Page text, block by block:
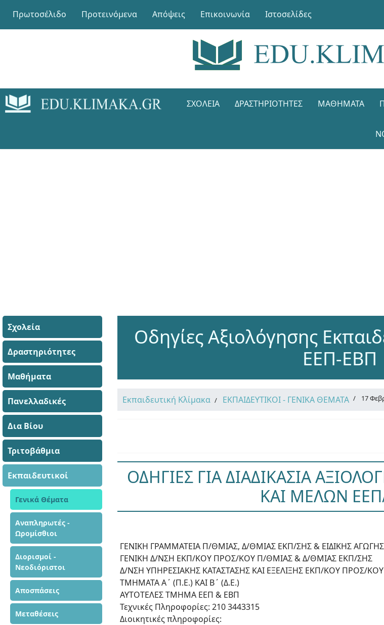
Πρωτοσέλιδο Προτεινόμενα Απόψεις Επικοινωνία Ιστοσελίδες
ΣΧΟΛΕΊΑ ΔΡΑΣΤΗΡΙΌΤΗΤΕΣ ΜΑΘΉΜΑΤΑ
Σχολεία
Δραστηριότητες
Μαθήματα
Πανελλαδικές
Δια Βίου
Τριτοβάθμια
Εκπαιδευτικοί
Γενικά Θέματα
Αναπληρωτές -
Ωρομίσθιοι
Διορισμοί -
Νεοδιόριστοι
Αποσπάσεις
Μεταθέσεις
Οδηγίες Αξιολόγησης
ΕΕΠ-ΕΒΠ
Εκπαιδευτική Κλίμακα ΕΚΠΑΙΔΕΥΤΙΚΟΙ - ΓΕΝΙΚΑ ΘΕΜΑΤΑ 17
ΟΔΗΓΙΕΣ ΓΙΑ ΔΙΑΔΙΚΑΣΙΑ
ΚΑΙ ΜΕΛΩΝ
ΓΕΝΙΚΗ ΓΡΑΜΜΑΤΕΙΑ Π/ΘΜΙΑΣ, Δ/ΘΜΙΑΣ ΕΚΠ/ΣΗΣ & ΕΙΔΙΚΗΣ ΑΓΩΓΗΣ
ΓΕΝΙΚΗ Δ/ΝΣΗ ΕΚΠ/ΚΟΥ ΠΡΟΣ/ΚΟΥ Π/ΘΜΙΑΣ & Δ/ΘΜΙΑΣ ΕΚΠ/ΣΗΣ
Δ/ΝΣΗ ΥΠΗΡΕΣΙΑΚΗΣ ΚΑΤΑΣΤΑΣΗΣ ΚΑΙ ΕΞΕΛΙΞΗΣ ΕΚΠ/ΚΟΥ ΠΡΟΣ/
ΤΜΗΜΑΤΑ Α΄ (Π.Ε.) ΚΑΙ Β΄ (Δ.Ε.)
ΑΥΤΟΤΕΛΕΣ ΤΜΗΜΑ ΕΕΠ & ΕΒΠ
Τεχνικές Πληροφορίες: 210 3443315
Διοικητικές πληροφορίες: